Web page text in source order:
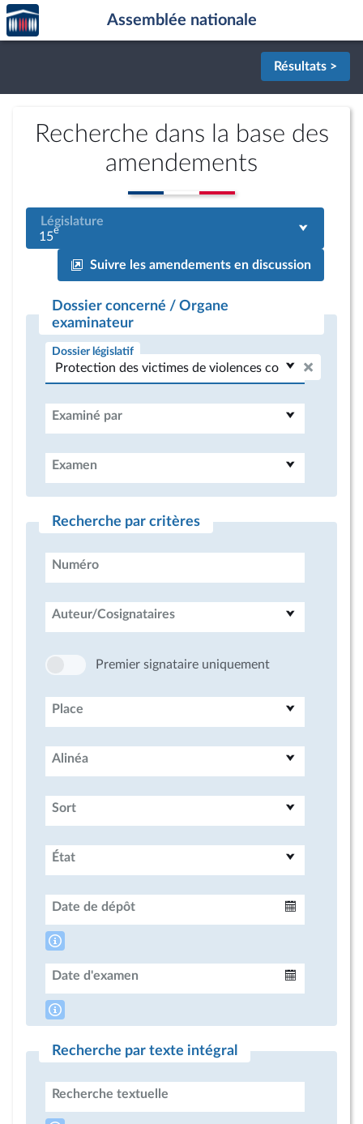
Aller au contenu
Aller en bas de la page
Accèder
à la
page
Assemblée nationale
Résultats >
Recherche dans la base des
amendements
Législature
15e
Suivre les amendements en discussion
Dossier concerné / Organe
examinateur
Dossier législatif
Examiné par
Examen
Recherche par critères
Numéro
Auteur/Cosignataires
Premier signataire uniquement
Place
Alinéa
Sort
État
Date de dépôt
Date d'examen
Recherche par texte intégral
Recherche textuelle